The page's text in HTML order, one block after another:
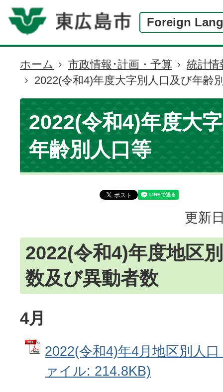
Foreign
現
在
の
位
置
ホーム 市政情報･計画・予算
統計情
2022(令和4)年度大字別人口及び年齢
2022(令和4)年度大
年齢別人口等
更新
2022(令和4)年度地区
数及び異動者数
4月
2022(令和4)年4月地区別人
ァイル: 214.8KB)